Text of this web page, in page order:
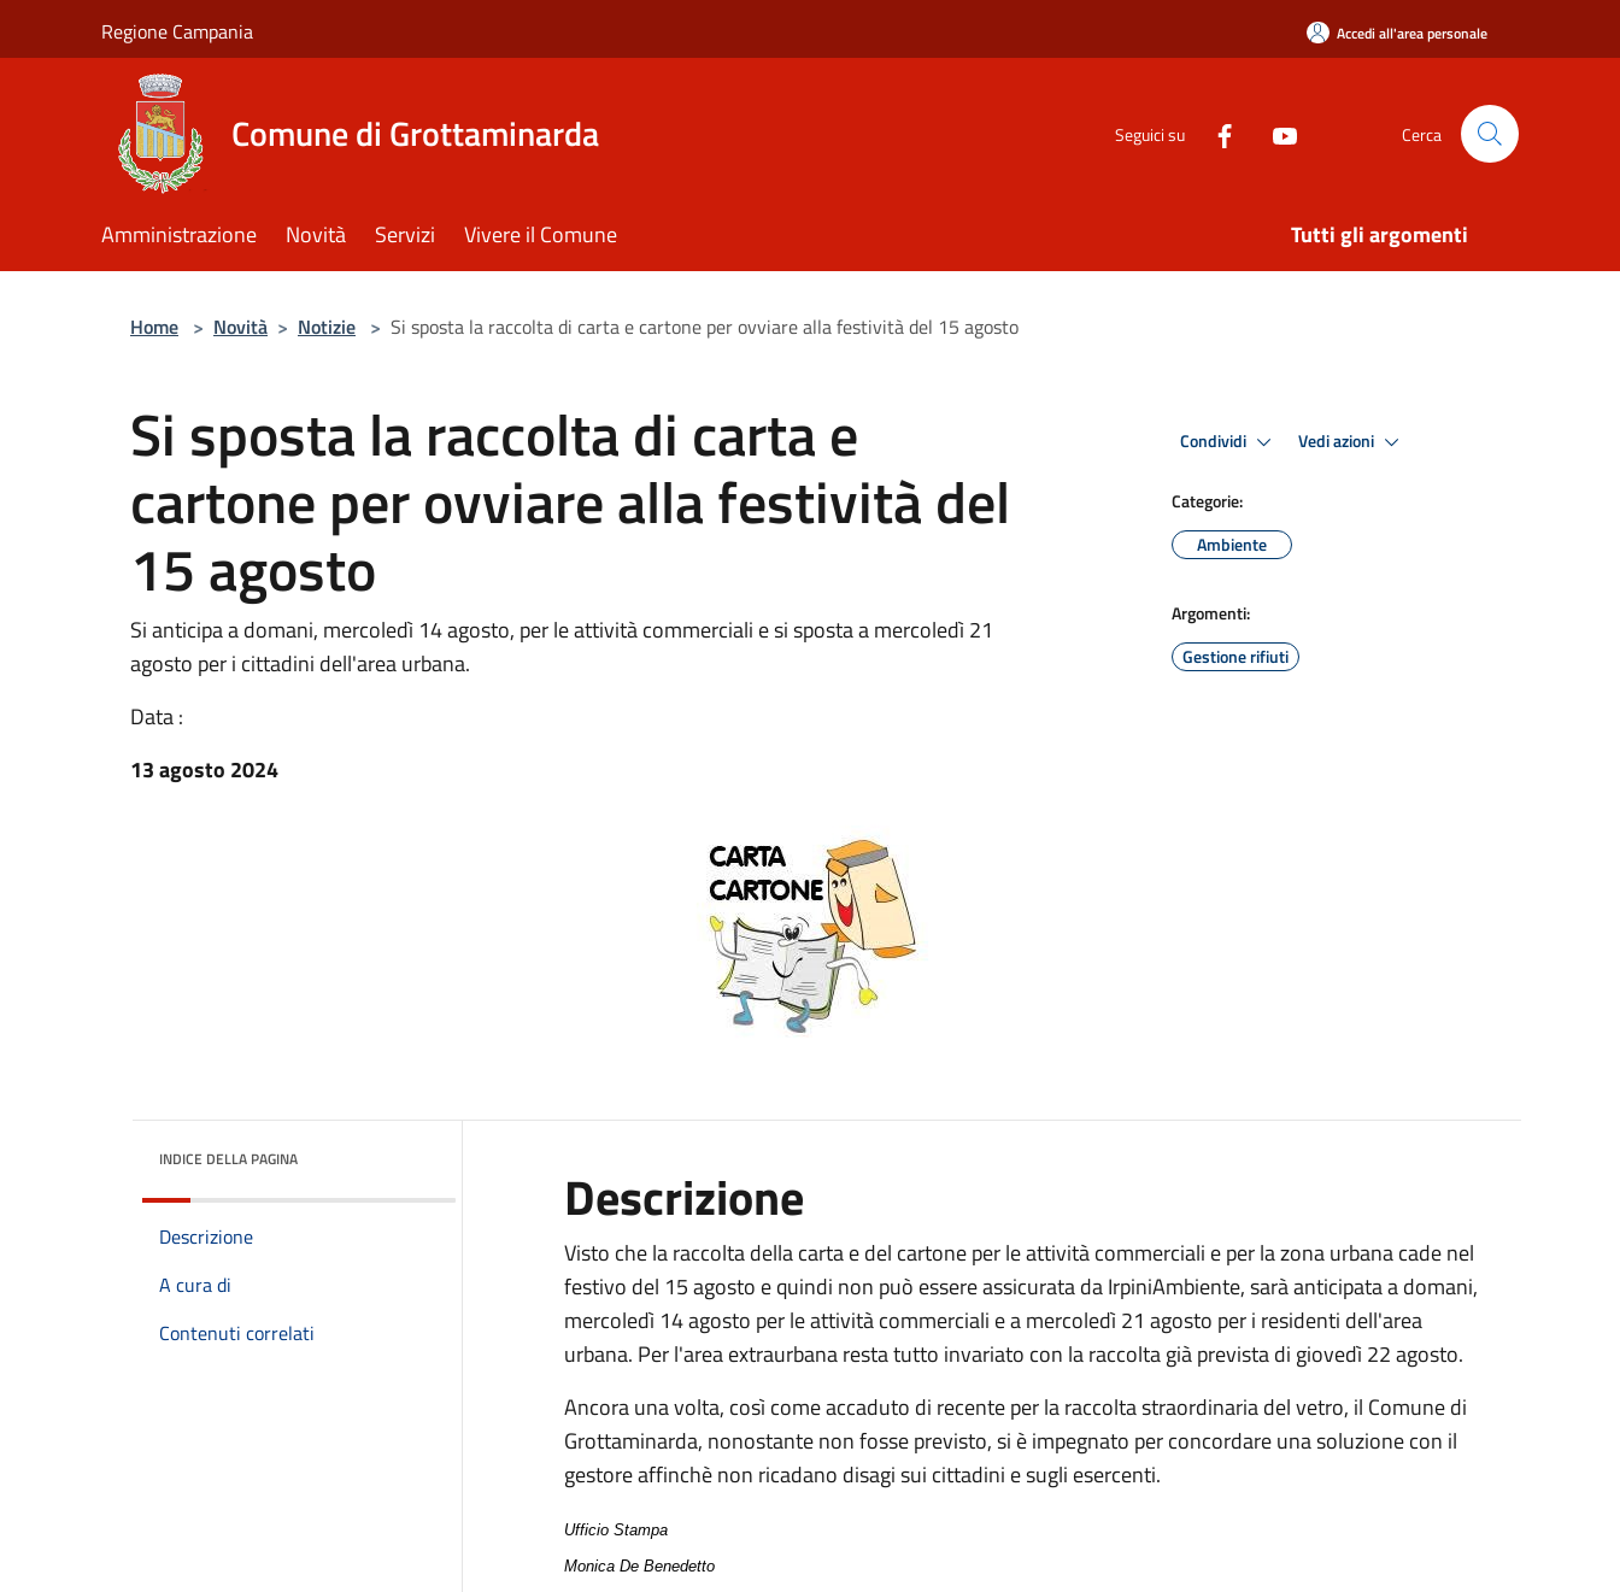
Regione Campania Accedi all'area personale
Comune di Grottaminarda Seguici su Cerca
Amministrazione Novità Servizi Vivere il Comune Tutti gli argomenti
Home > Novità > Notizie > Si sposta la raccolta di carta e cartone per ovviare alla festività del 15 agosto
Si sposta la raccolta di carta e
cartone per ovviare alla festività del
15 agosto
Si anticipa a domani, mercoledì 14 agosto, per le attività commerciali e si sposta a mercoledì 21
agosto per i cittadini dell'area urbana.
Data :
13 agosto 2024
Condividi Vedi azioni
Categorie:
Ambiente
Argomenti:
Gestione rifiuti
INDICE DELLA PAGINA
Descrizione
A cura di
Contenuti correlati
Descrizione
Visto che la raccolta della carta e del cartone per le attività commerciali e per la zona urbana cade nel
festivo del 15 agosto e quindi non può essere assicurata da IrpiniAmbiente, sarà anticipata a domani,
mercoledì 14 agosto per le attività commerciali e a mercoledì 21 agosto per i residenti dell'area
urbana. Per l'area extraurbana resta tutto invariato con la raccolta già prevista di giovedì 22 agosto.
Ancora una volta, così come accaduto di recente per la raccolta straordinaria del vetro, il Comune di
Grottaminarda, nonostante non fosse previsto, si è impegnato per concordare una soluzione con il
gestore affinchè non ricadano disagi sui cittadini e sugli esercenti.
Ufficio Stampa
Monica De Benedetto